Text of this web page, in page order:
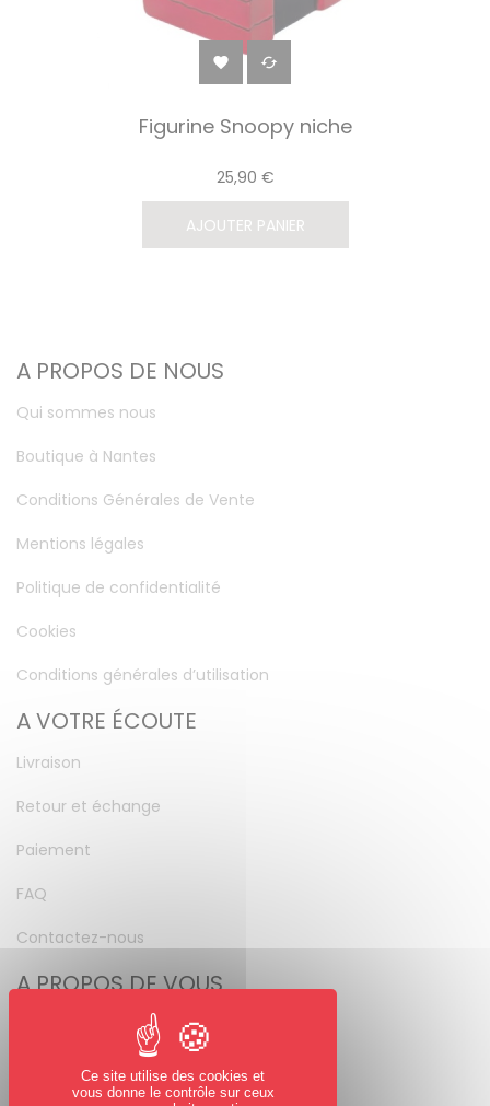
 
Figurine Snoopy niche
25,90 €
AJOUTER PANIER
A PROPOS DE NOUS
Qui sommes nous
Boutique à Nantes
Conditions Générales de Vente
Mentions légales
Politique de confidentialité
Cookies
Conditions générales d’utilisation
A VOTRE ÉCOUTE
Livraison
Retour et échange
Paiement
FAQ
Contactez-nous
A PROPOS DE VOUS
Mot de passe perdu
Ce site utilise des cookies et
vous donne le contrôle sur ceux